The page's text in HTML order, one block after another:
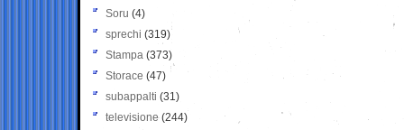
Soru (4)
sprechi (319)
Stampa (373)
Storace (47)
subappalti (31)
televisione(244)